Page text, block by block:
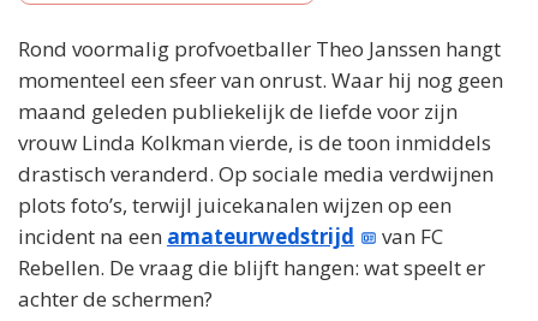
Rond voormalig profvoetballer Theo Janssen hangt
momenteel een sfeer van onrust. Waar hij nog geen
maand geleden publiekelijk de liefde voor zijn
vrouw Linda Kolkman vierde, is de toon inmiddels
drastisch veranderd. Op sociale media verdwijnen
plots foto’s, terwijl juicekanalen wijzen op een
incident na een amateurwedstrijd
van FC
Rebellen. De vraag die blijft hangen: wat speelt er
achter de schermen?